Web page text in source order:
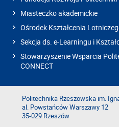
Miasteczko akademickie
Ośrodek Kształcenia
Sekcja ds. e-Learningu i
Stowarzyszenie Wsparcia
CONNECT
Politechnika Rzeszowska im.
al. Powstańców Warszawy 12
35-029 Rzeszów